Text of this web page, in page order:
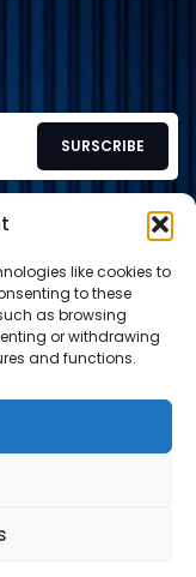
like cookies to
to these
as browsing
or withdrawing
and functions.
réservés.